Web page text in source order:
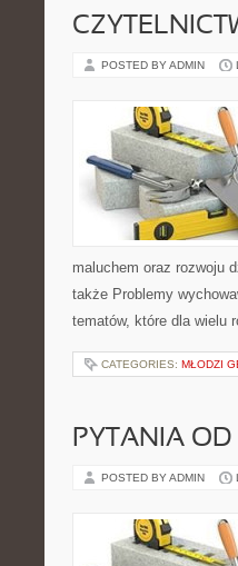
POSTED BY ADMIN
maluchem oraz rozwoju
także Problemy
tematów, które dla wielu
CATEGORIES: MŁODZI
PYTANIA
POSTED BY ADMIN